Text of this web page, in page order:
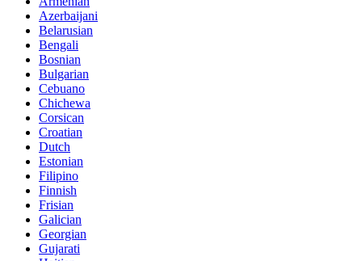
Azerbaijani
Belarusian
Bengali
Bosnian
Bulgarian
Cebuano
Chichewa
Corsican
Croatian
Dutch
Estonian
Filipino
Finnish
Frisian
Galician
Georgian
Gujarati